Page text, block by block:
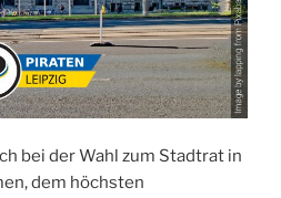
bei der Wahl zum Stadtrat in
dem höchsten